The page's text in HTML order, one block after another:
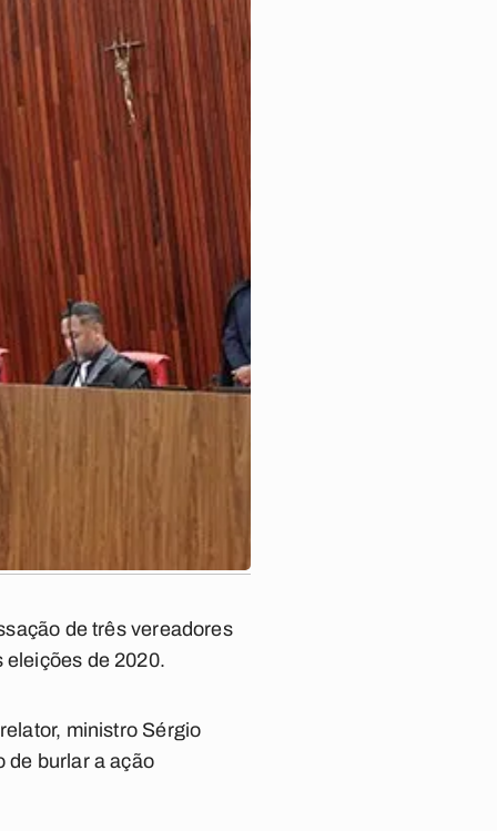
de três vereadores
eleições de 2020.
ministro Sérgio
de burlar a ação